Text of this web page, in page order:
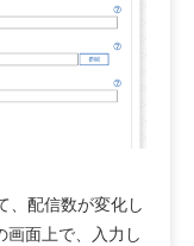
、配信数が変化し
画面上で、入力し